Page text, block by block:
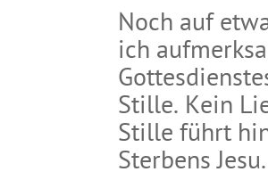
Noch auf
ich
Stille. Kein
Stille führt
Sterbens